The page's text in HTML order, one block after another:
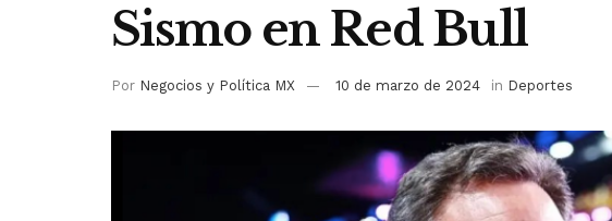
Sismo en Red Bull
Por Negocios y Política MX 10 de marzo de 2024 in Deportes